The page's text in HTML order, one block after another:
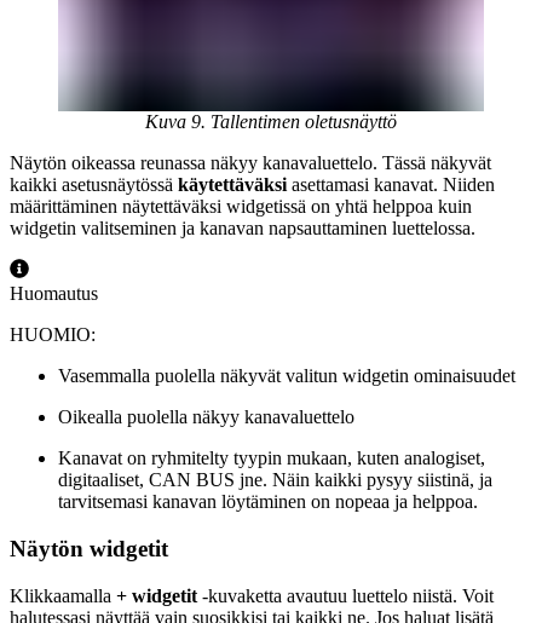
Kuva 9. Tallentimen oletusnäyttö
Näytön oikeassa reunassa näkyy kanavaluettelo. Tässä näkyvät
kaikki asetusnäytössä käytettäväksiasettamasi kanavat. Niiden
määrittäminen näytettäväksi widgetissä on yhtä helppoa kuin
widgetin valitseminen ja kanavan napsauttaminen luettelossa.
Huomautus
HUOMIO:
Vasemmalla puolella näkyvät valitun widgetin ominaisuudet
Oikealla puolella näkyy kanavaluettelo
Kanavat on ryhmitelty tyypin mukaan, kuten analogiset,
digitaaliset, CAN BUS jne. Näin kaikki pysyy siistinä, ja
tarvitsemasi kanavan löytäminen on nopeaa ja helppoa.
Näytön widgetit
Klikkaamalla + widgetit -kuvaketta avautuu luettelo niistä. Voit
halutessasi näyttää vain suosikkisi tai kaikki ne. Jos haluat lisätä